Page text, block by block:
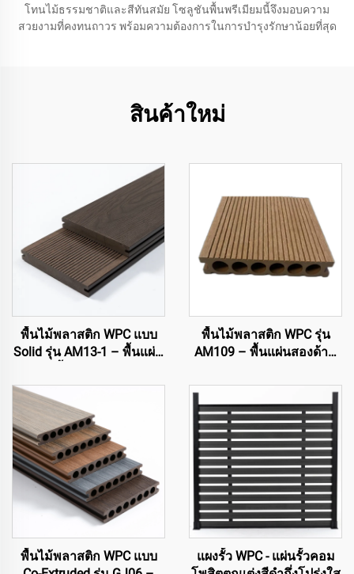
โทนไม้ธรรมชาติและสีทันสมัย โซลูชันพื้นพรีเมียมนี้จึงมอบความ
สวยงามที่คงทนถาวร พร้อมความต้องการในการบำรุงรักษาน้อยที่สุด
สินค้าใหม่
พื้นไม้พลาสติก WPC แบบ
Solid รุ่น AM13-1 – พื้นแผ่น
พื้นไม้พลาสติก WPC รุ่น
AM109 – พื้นแผ่นสองด้าน
(140×25 มม.)
พื้นไม้พลาสติก WPC แบบ
แผงรั้ว WPC - แผ่นรั้วคอม